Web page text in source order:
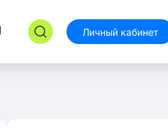
Личный кабинет